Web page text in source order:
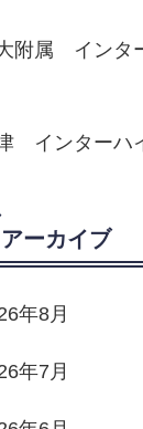
附属 インタ
インターハ
アーカイブ
年8月
年7月